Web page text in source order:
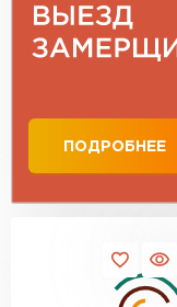
ПОДРОБНЕЕ